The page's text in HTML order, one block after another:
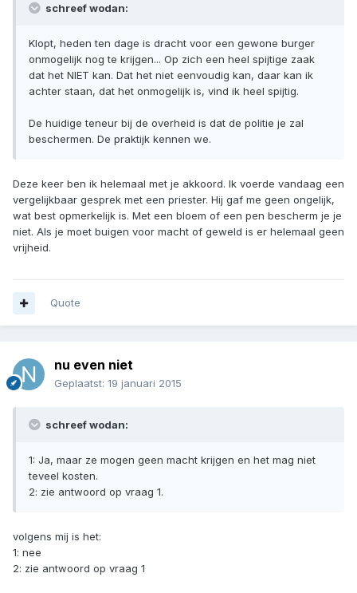
schreef wodan:
Klopt, heden ten dage is dracht voor een gewone burger
onmogelijk nog te krijgen... Op zich een heel spijtige zaak
dat het NIET kan. Dat het niet eenvoudig kan, daar kan ik
achter staan, dat het onmogelijk is, vind ik heel spijtig.
De huidige teneur bij de overheid is dat de politie je zal
beschermen. De praktijk kennen we.
Deze keer ben ik helemaal met je akkoord. Ik voerde vandaag een
vergelijkbaar gesprek met een priester. Hij gaf me geen ongelijk,
wat best opmerkelijk is. Met een bloem of een pen bescherm je je
niet. Als je moet buigen voor macht of geweld is er helemaal geen
vrijheid.
Quote
nu even niet
Geplaatst: 19 januari 2015
schreef wodan:
1: Ja, maar ze mogen geen macht krijgen en het mag niet
teveel kosten.
2: zie antwoord op vraag 1.
volgens mij is het:
1: nee
2: zie antwoord op vraag 1